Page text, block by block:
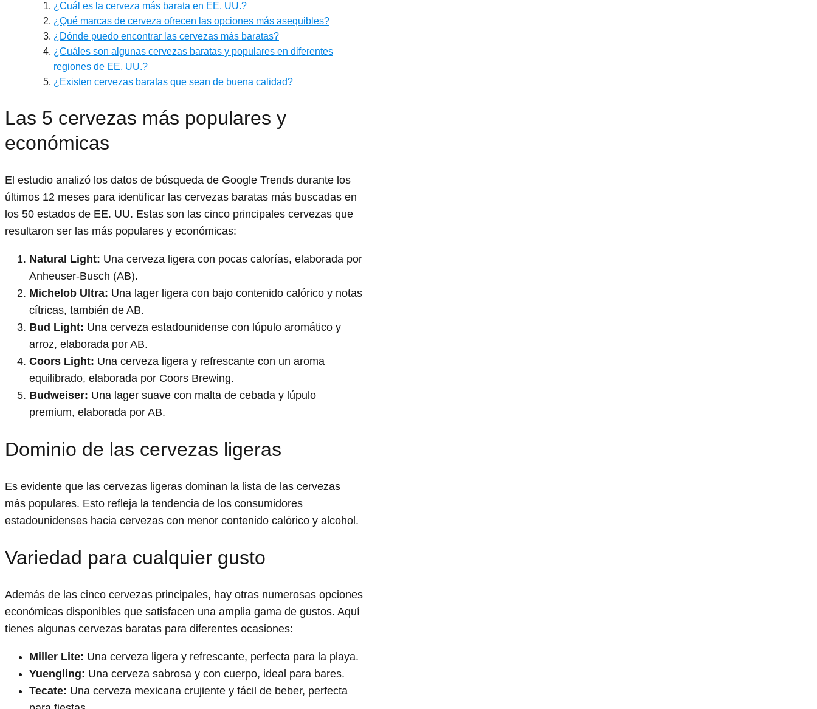
¿Cuál es la cerveza más barata en EE. UU.?
¿Qué marcas de cerveza ofrecen las opciones más asequibles?
¿Dónde puedo encontrar las cervezas más baratas?
¿Cuáles son algunas cervezas baratas y populares en diferentes
regiones de EE. UU.?
¿Existen cervezas baratas que sean de buena calidad?
Las 5 cervezas más populares y
económicas
El estudio analizó los datos de búsqueda de Google Trends durante los
últimos 12 meses para identificar las cervezas baratas más buscadas en
los 50 estados de EE. UU. Estas son las cinco principales cervezas que
resultaron ser las más populares y económicas:
Natural Light: Una cerveza ligera con pocas calorías, elaborada por
Anheuser-Busch (AB).
Michelob Ultra: Una lager ligera con bajo contenido calórico y notas
cítricas, también de AB.
Bud Light: Una cerveza estadounidense con lúpulo aromático y
arroz, elaborada por AB.
Coors Light: Una cerveza ligera y refrescante con un aroma
equilibrado, elaborada por Coors Brewing.
Budweiser: Una lager suave con malta de cebada y lúpulo
premium, elaborada por AB.
Dominio de las cervezas ligeras
Es evidente que las cervezas ligeras dominan la lista de las cervezas
más populares. Esto refleja la tendencia de los consumidores
estadounidenses hacia cervezas con menor contenido calórico y alcohol.
Variedad para cualquier gusto
Además de las cinco cervezas principales, hay otras numerosas opciones
económicas disponibles que satisfacen una amplia gama de gustos. Aquí
tienes algunas cervezas baratas para diferentes ocasiones:
Miller Lite: Una cerveza ligera y refrescante, perfecta para la playa.
Yuengling: Una cerveza sabrosa y con cuerpo, ideal para bares.
Tecate: Una cerveza mexicana crujiente y fácil de beber, perfecta